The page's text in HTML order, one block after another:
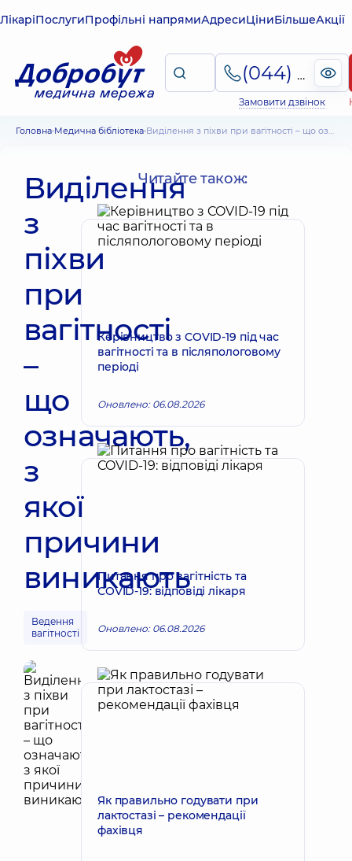
ЛікаріПослугиПрофільні напрямиАдресиЦіниБільшеАкції
(044) 495-2-888
Замовити дзвінок
Головна Медична бібліотека Виділення з піхви при вагітності – що означають, з якої причини виникають
Виділення
з
піхви
при
вагітності
–
що
означають,
з
якої
причини
виникають
Ведення
вагітності
Читайте також:
Керівництво з COVID-19 під час
вагітності та в післяпологовому
періоді
Оновлено: 06.08.2026
Питання про вагітність та
COVID-19: відповіді лікаря
Оновлено: 06.08.2026
Як правильно годувати при
лактостазі – рекомендації
фахівця